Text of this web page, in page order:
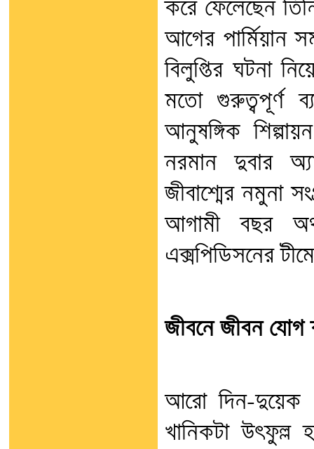
করে ফেলেছেন
আগের পার্মিয়ান
বিলুপ্তির ঘটনা
মতো গুরুত্বপূর্ণ
আনুষঙ্গিক
নরমান দুবার
জীবাশ্মের নমুনা
আগামী বছর
এক্সপিডিসনের
জীবনে জীবন যোগ
আরো দিন-দুয়েক
খানিকটা উৎফুল্ল